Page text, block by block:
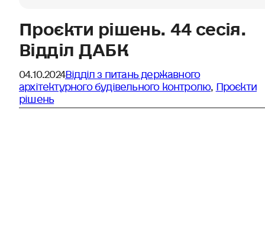
Проєкти рішень. 44 сесія.
Відділ ДАБК
04.10.2024Відділ з питань державного
архітектурного будівельного контролю, Проєкти
рішень